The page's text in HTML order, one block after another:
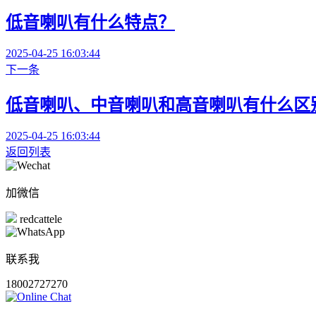
低音喇叭有什么特点？
2025-04-25 16:03:44
下一条
低音喇叭、中音喇叭和高音喇叭有什么区
2025-04-25 16:03:44
返回列表
加微信
redcattele
联系我
18002727270